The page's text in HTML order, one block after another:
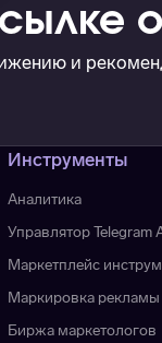
и
Инструменты
Аналитика
Управлятор Telegram
Маркетплейс
Маркировка рекламы
Биржа маркетологов